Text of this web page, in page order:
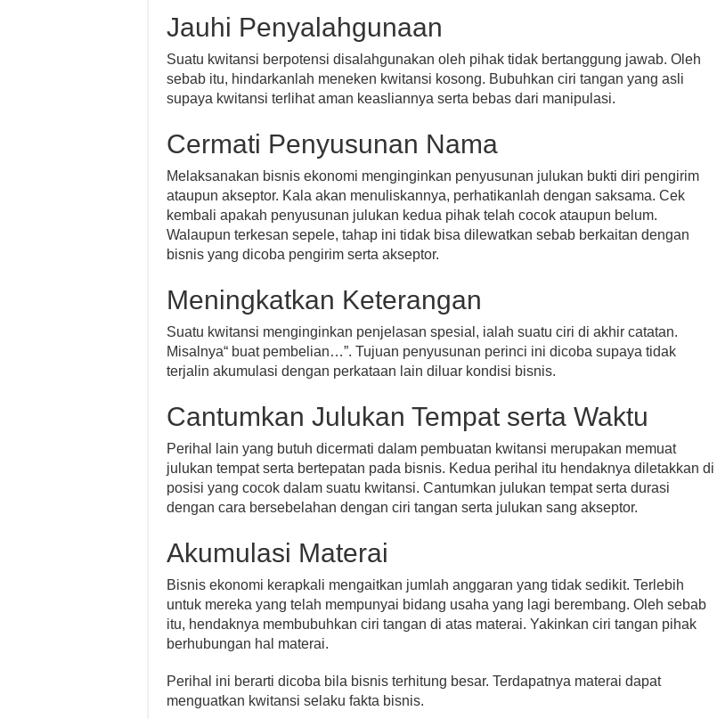
Jauhi Penyalahgunaan
Suatu kwitansi berpotensi disalahgunakan oleh pihak tidak bertanggung jawab. Oleh
sebab itu, hindarkanlah meneken kwitansi kosong. Bubuhkan ciri tangan yang asli
supaya kwitansi terlihat aman keasliannya serta bebas dari manipulasi.
Cermati Penyusunan Nama
Melaksanakan bisnis ekonomi menginginkan penyusunan julukan bukti diri pengirim
ataupun akseptor. Kala akan menuliskannya, perhatikanlah dengan saksama. Cek
kembali apakah penyusunan julukan kedua pihak telah cocok ataupun belum.
Walaupun terkesan sepele, tahap ini tidak bisa dilewatkan sebab berkaitan dengan
bisnis yang dicoba pengirim serta akseptor.
Meningkatkan Keterangan
Suatu kwitansi menginginkan penjelasan spesial, ialah suatu ciri di akhir catatan.
Misalnya“ buat pembelian…”. Tujuan penyusunan perinci ini dicoba supaya tidak
terjalin akumulasi dengan perkataan lain diluar kondisi bisnis.
Cantumkan Julukan Tempat serta Waktu
Perihal lain yang butuh dicermati dalam pembuatan kwitansi merupakan memuat
julukan tempat serta bertepatan pada bisnis. Kedua perihal itu hendaknya diletakkan di
posisi yang cocok dalam suatu kwitansi. Cantumkan julukan tempat serta durasi
dengan cara bersebelahan dengan ciri tangan serta julukan sang akseptor.
Akumulasi Materai
Bisnis ekonomi kerapkali mengaitkan jumlah anggaran yang tidak sedikit. Terlebih
untuk mereka yang telah mempunyai bidang usaha yang lagi berembang. Oleh sebab
itu, hendaknya membubuhkan ciri tangan di atas materai. Yakinkan ciri tangan pihak
berhubungan hal materai.
Perihal ini berarti dicoba bila bisnis terhitung besar. Terdapatnya materai dapat
menguatkan kwitansi selaku fakta bisnis.